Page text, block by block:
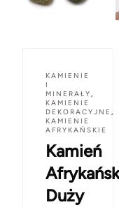
KAMIENIE
I
MINERAŁY,
KAMIENIE
DEKORACYJNE ,
KAMIENIE
AFRYKAŃSKIE
Kamień
Duży